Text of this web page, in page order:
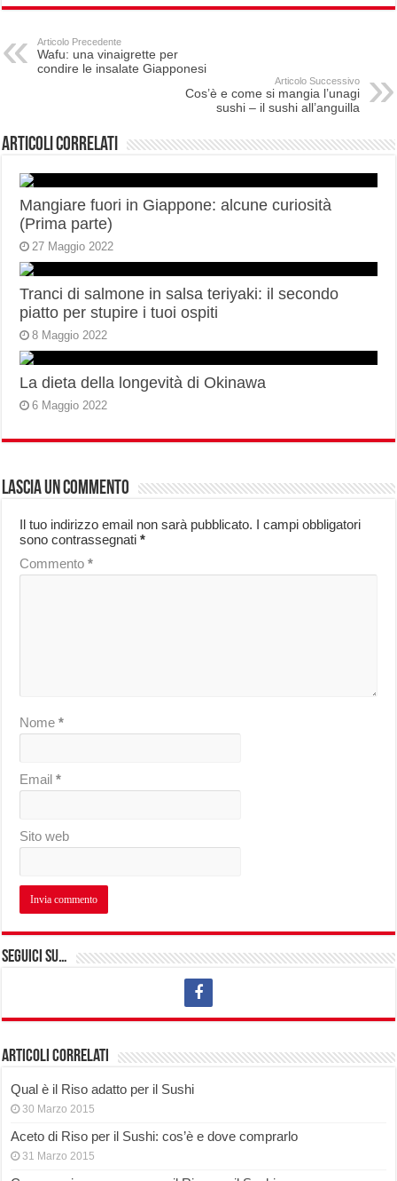
Articolo Precedente
Wafu: una vinaigrette per
condire le insalate Giapponesi
Articolo Successivo
Cos’è e come si mangia l’unagi
sushi – il sushi all’anguilla
Articoli correlati
Mangiare fuori in Giappone: alcune curiosità
(Prima parte)
27 Maggio 2022
Tranci di salmone in salsa teriyaki: il secondo
piatto per stupire i tuoi ospiti
8 Maggio 2022
La dieta della longevità di Okinawa
6 Maggio 2022
Lascia un commento
Il tuo indirizzo email non sarà pubblicato. I campi obbligatori
sono contrassegnati*
Commento*
Nome*
Email*
Sito web
Seguici su…
Articoli correlati
Qual è il Riso adatto per il Sushi
30 Marzo 2015
Aceto di Riso per il Sushi: cos’è e dove comprarlo
31 Marzo 2015